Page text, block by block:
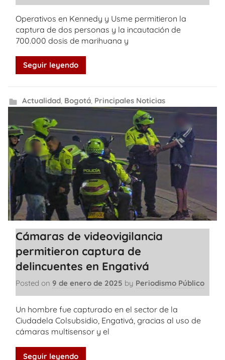
Operativos en Kennedy y Usme permitieron la
captura de dos personas y la incautación de
700.000 dosis de marihuana y
Seguir leyendo
Actualidad, Bogotá, Principales Noticias
Cámaras de videovigilancia
permitieron captura de
delincuentes en Engativá
Posted on 9 de enero de 2025 by Periodismo Público
Un hombre fue capturado en el sector de la
Ciudadela Colsubsidio, Engativá, gracias al uso de
cámaras multisensor y el
Seguir leyendo